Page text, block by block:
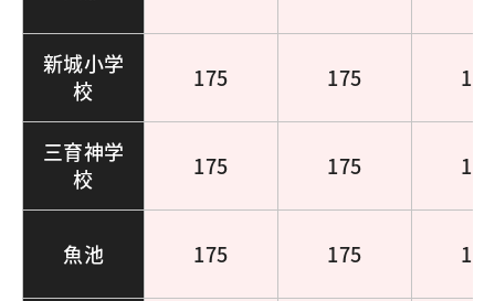
新城小学
校
175 175 175
三育神学
校
175 175 175
魚池 175 175 175